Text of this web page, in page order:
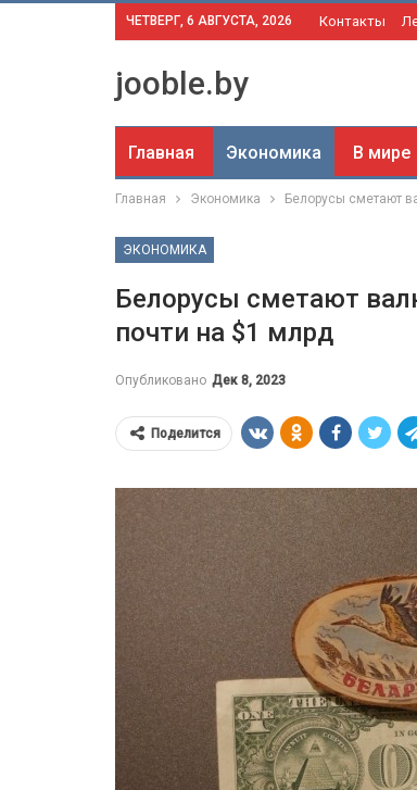
ЧЕТВЕРГ, 6 АВГУСТА, 2026 Контакты
jooble.by
Главная Экономика В мире
Главная Экономика Белорусы сметают
ЭКОНОМИКА
Белорусы сметают
почти на $1 млрд
Опубликовано Дек 8, 2023
Поделится